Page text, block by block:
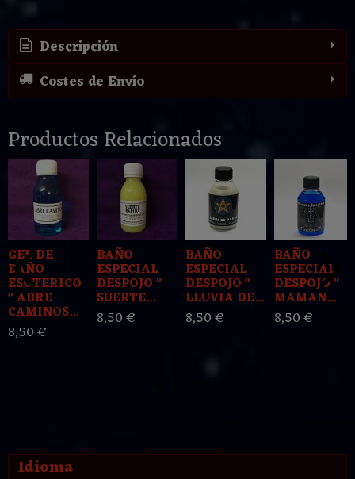
Idioma
Descripción
Costes de Envío
Productos Relacionados
GEL DE
BAÑO
ESOTERICO
" ABRE
CAMINOS...
8,50 €
BAÑO
ESPECIAL
DESPOJO "
SUERTE...
8,50 €
BAÑO
ESPECIAL
DESPOJO "
LLUVIA DE...
8,50 €
BAÑO
ESPECIAL
DESPOJO "
MAMAN...
8,50 €